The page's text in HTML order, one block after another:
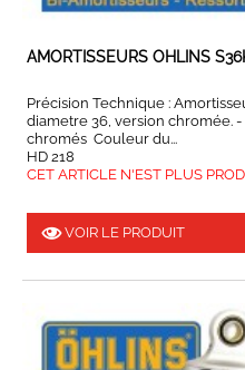
AMORTISSEURS OHLINS
Précision Technique :
diametre 36, version chromée.
chromés Couleur du...
HD 218
CET ARTICLE N'EST PLUS
VOIR LE PRODUIT